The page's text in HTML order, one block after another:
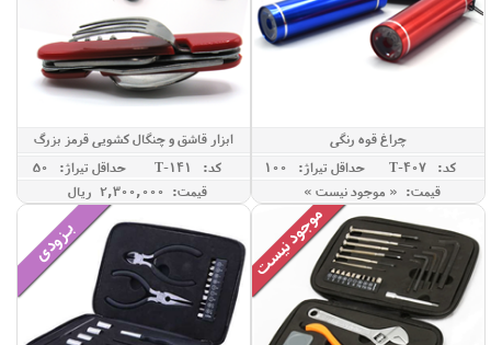
چراغ قوه رنگی
کد: T-407
حداقل تيراژ: 100
قیمت: « موجود نیست »
ابزار قاشق و چنگال کشویی قرمز بزرگ
کد: T-141
حداقل تيراژ: 50
قیمت: 2,300,000 ريال